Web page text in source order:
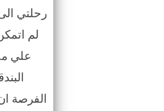
رحلتي
لم
علي
الفرصة